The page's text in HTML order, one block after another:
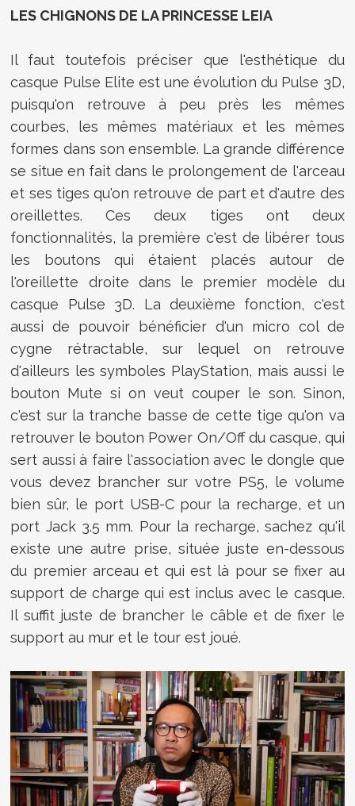
LES CHIGNONS DE LA PRINCESSE LEIA
Il faut toutefois préciser que l'esthétique du
casque Pulse Elite est une évolution du Pulse 3D,
puisqu'on retrouve à peu près les mêmes
courbes, les mêmes matériaux et les mêmes
formes dans son ensemble. La grande différence
se situe en fait dans le prolongement de l'arceau
et ses tiges qu'on retrouve de part et d'autre des
oreillettes. Ces deux tiges ont deux
fonctionnalités, la première c'est de libérer tous
les boutons qui étaient placés autour de
l'oreillette droite dans le premier modèle du
casque Pulse 3D. La deuxième fonction, c'est
aussi de pouvoir bénéficier d'un micro col de
cygne rétractable, sur lequel on retrouve
d'ailleurs les symboles PlayStation, mais aussi le
bouton Mute si on veut couper le son. Sinon,
c'est sur la tranche basse de cette tige qu'on va
retrouver le bouton Power On/Off du casque, qui
sert aussi à faire l'association avec le dongle que
vous devez brancher sur votre PS5, le volume
bien sûr, le port USB-C pour la recharge, et un
port Jack 3.5 mm. Pour la recharge, sachez qu'il
existe une autre prise, située juste en-dessous
du premier arceau et qui est là pour se fixer au
support de charge qui est inclus avec le casque.
Il suffit juste de brancher le câble et de fixer le
support au mur et le tour est joué.